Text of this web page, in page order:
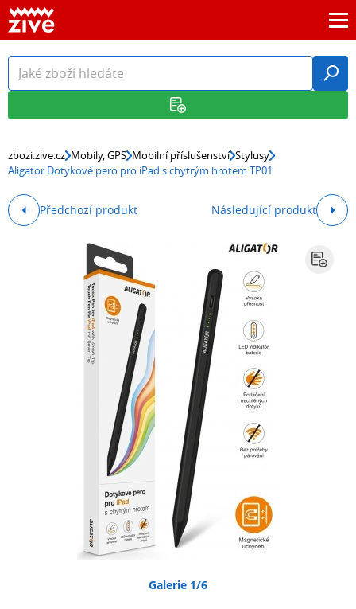
zbozi.zive.cz Mobily, GPS Mobilní příslušenství Stylusy
Aligator Dotykové pero pro iPad s chytrým hrotem TP01
Předchozí produkt Následující produkt
Galerie 1/6